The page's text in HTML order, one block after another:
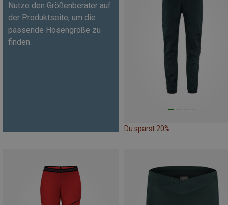
Nutze den Größenberater auf
der Produktseite, um die
passende Hosengröße zu
finden.
Du sparst 20%